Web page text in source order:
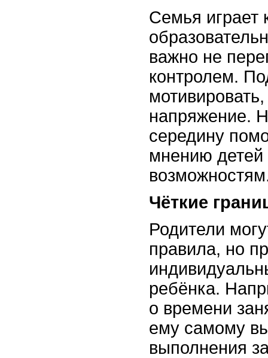
Семья играет
важно не
контролем.
напряжение.
середину
мнению детей
Чёткие
Родители
правила, но
ребёнка.
о времени
ему самому
выполнения